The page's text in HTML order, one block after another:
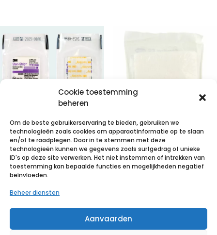
Cookie toestemming
beheren
Om de beste gebruikerservaring te bieden, gebruiken we
technologieën zoals cookies om apparaatinformatie op te slaan
en/of te raadplegen. Door in te stemmen met deze
technologieën kunnen we gegevens zoals surfgedrag of unieke
ID's op deze site verwerken. Het niet instemmen of intrekken van
toestemming kan bepaalde functies en mogelijkheden negatief
beïnvloeden.
Beheer diensten
Aanvaarden
3M Steri-Strip
hechtstrips,
3mm x 75mm,
(10x 5 strips)
Voeg toe aan verlanglijst
STERILUX ES
10x10cm 8pl.st.
30×5 p/s
Voeg toe aan verlanglijst